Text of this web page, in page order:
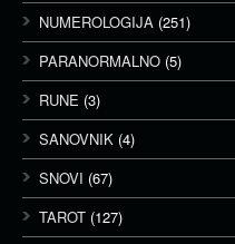
NUMEROLOGIJA (251)
PARANORMALNO (5)
RUNE (3)
SANOVNIK (4)
SNOVI (67)
TAROT (127)